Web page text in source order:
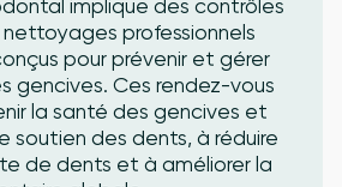
implique des contrôles
professionnels
pour prévenir et gérer
gencives. Ces rendez-vous
la santé des gencives et
soutien des dents, à réduire
de dents et à améliorer la